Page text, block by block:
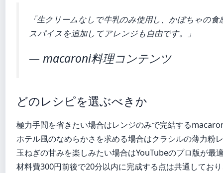
「生クリームなしで牛乳のみ使用し、かぼちゃの
スパイスを追加してアレンジも自由です。」
— macaroni料理コンテンツ
どのレシピを選ぶべきか
極力手間を省きたい場合はレンジのみで完結する
ホテル風のなめらかさを求める場合はクラシルの薄力粉
玉ねぎの甘みを楽しみたい場合はYouTubeのプロ版が最
材料費300円前後で20分以内に完成する点は共通してお